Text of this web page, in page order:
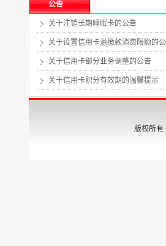
公告
关于注销长期睡眠卡的公告
关于设置信用卡溢缴款消费限额的
关于信用卡部分业务调整的公告
关于信用卡积分有效期的温馨提示
版权所有